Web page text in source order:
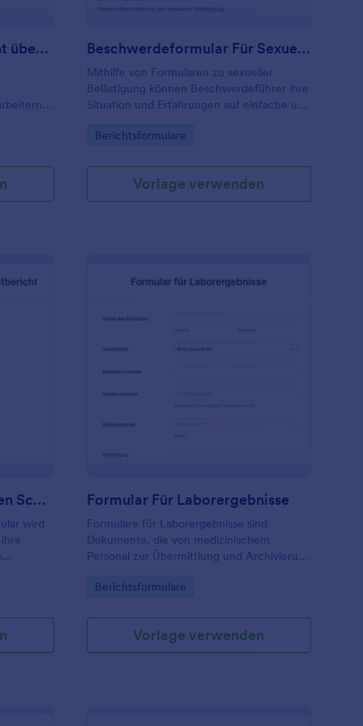
bereitstellen möchte.
Formular Für Einen Bericht über Einen Schwimmbadvorfall Beschwerdeformular Für Sexuelle Belästigung
Mithilfe von Formularen zu sexueller
Belästigung können Beschwerdeführer ihre
Situation und Erfahrungen auf einfache und
Go to Category:
Berichtsformulare
Vorlage verwenden
Formular Für Den Täglichen Schichtbericht
wird
Formular Für Laborergebnisse
Formulare für Laborergebnisse sind
Dokumente, die von medizinischem
Personal zur Übermittlung und Archivierung
verwendet werden.
Go to Category:
Berichtsformulare
Vorlage verwenden